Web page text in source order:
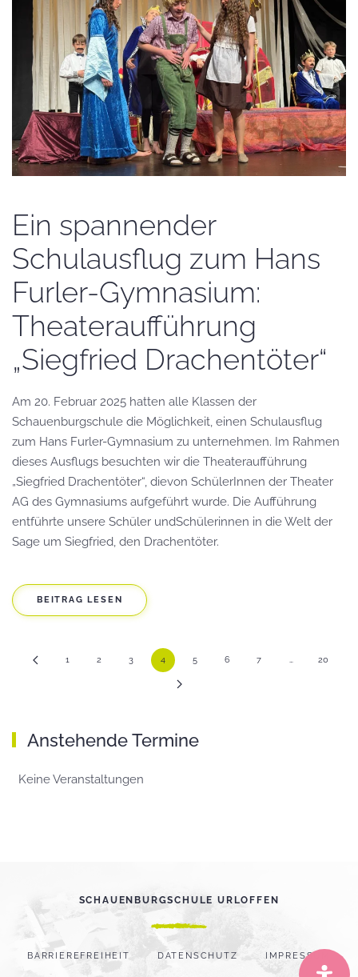
Ein spannender
Schulausflug zum Hans
Furler-Gymnasium:
Theateraufführung
„Siegfried Drachentöter“
Am 20. Februar 2025 hatten alle Klassen der
Schauenburgschule die Möglichkeit, einen Schulausflug
zum Hans Furler-Gymnasium zu unternehmen. Im Rahmen
dieses Ausflugs besuchten wir die Theateraufführung
„Siegfried Drachentöter“, dievon SchülerInnen der Theater
AG des Gymnasiums aufgeführt wurde. Die Aufführung
entführte unsere Schüler undSchülerinnen in die Welt der
Sage um Siegfried, den Drachentöter.
BEITRAG LESEN
1 2 3 4 5 6 7 … 20
Anstehende Termine
Keine Veranstaltungen
SCHAUENBURGSCHULE URLOFFEN
BARRIEREFREIHEIT DATENSCHUTZ IMPRESSUM